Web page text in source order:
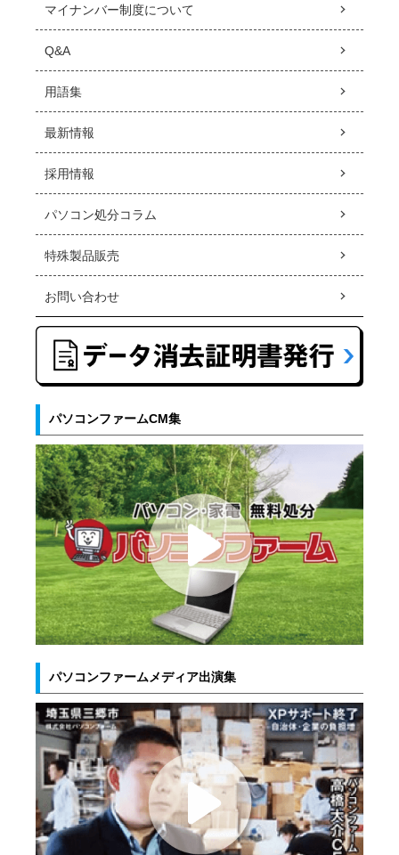
マイナンバー制度について
Q&A
用語集
最新情報
採用情報
パソコン処分コラム
特殊製品販売
お問い合わせ
パソコンファームCM集
パソコンファームメディア出演集